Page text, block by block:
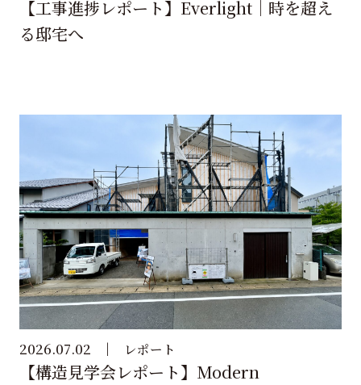
【工事進捗レポート】Everlight｜時を超え
る邸宅へ
2026.07.02 レポート
【構造見学会レポート】Modern